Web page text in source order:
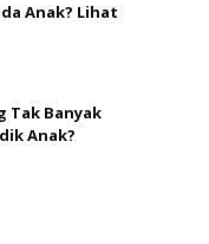
Anak? Lihat
Tak Banyak
Anak?